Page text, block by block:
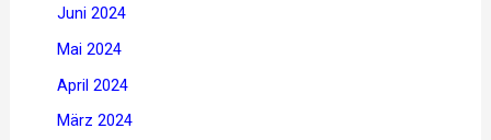
Juni 2024
Mai 2024
April 2024
März 2024